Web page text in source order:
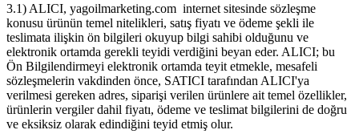
3.1) ALICI, yagoilmarketing.com internet sitesinde sözleşme
konusu ürünün temel nitelikleri, satış fiyatı ve ödeme şekli ile
teslimata ilişkin ön bilgileri okuyup bilgi sahibi olduğunu ve
elektronik ortamda gerekli teyidi verdiğini beyan eder. ALICI; bu
Ön Bilgilendirmeyi elektronik ortamda teyit etmekle, mesafeli
sözleşmelerin vakdinden önce, SATICI tarafından ALICI'ya
verilmesi gereken adres, siparişi verilen ürünlere ait temel özellikler,
ürünlerin vergiler dahil fiyatı, ödeme ve teslimat bilgilerini de doğru
ve eksiksiz olarak edindiğini teyid etmiş olur.